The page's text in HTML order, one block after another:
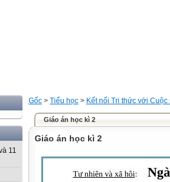
11
Gốc > Tiểu học > Kết nối Tri thức với Cuộc
Giáo án học kì 2
Giáo án học kì 2